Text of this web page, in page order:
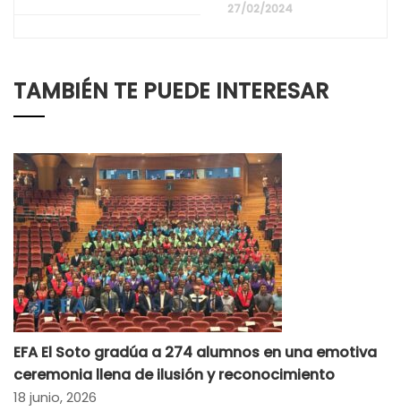
27/02/2024
TAMBIÉN TE PUEDE INTERESAR
EFA El Soto gradúa a 274 alumnos en una emotiva
ceremonia llena de ilusión y reconocimiento
18 junio, 2026